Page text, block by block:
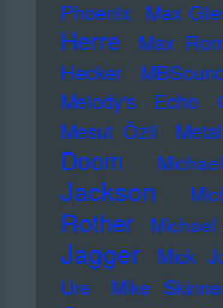
Phoenix Max
Herre
Max
Hecker
Melody's Echo
Mesut Özil
Doom
Jackson
Rother
Jagger
Mick
Ure
Mike